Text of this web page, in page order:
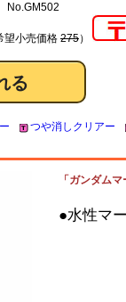
No.GM502
望小売価格 275）
つや消しクリアー
「ガンダム
●水性マ